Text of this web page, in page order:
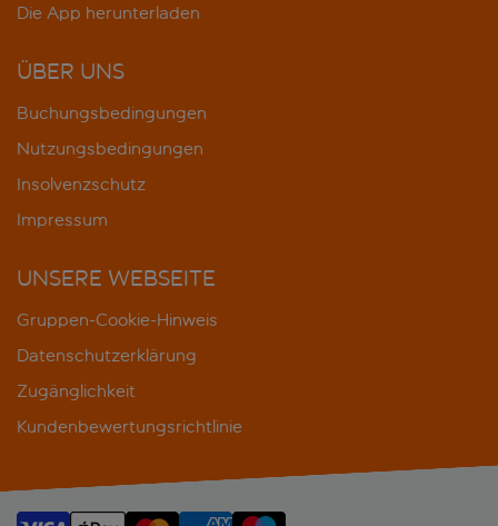
Die App herunterladen
ÜBER UNS
Buchungsbedingungen
Nutzungsbedingungen
Insolvenzschutz
Impressum
UNSERE WEBSEITE
Gruppen-Cookie-Hinweis
Datenschutzerklärung
Zugänglichkeit
Kundenbewertungsrichtlinie